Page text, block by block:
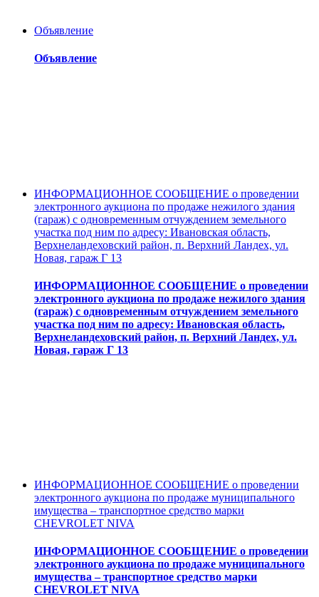
Объявление
Объявление
ИНФОРМАЦИОННОЕ СООБЩЕНИЕ о проведении
электронного аукциона по продаже нежилого здания
(гараж) с одновременным отчуждением земельного
участка под ним по адресу: Ивановская область,
Верхнеландеховский район, п. Верхний Ландех, ул.
Новая, гараж Г 13
ИНФОРМАЦИОННОЕ СООБЩЕНИЕ о проведении
электронного аукциона по продаже нежилого здания
(гараж) с одновременным отчуждением земельного
участка под ним по адресу: Ивановская область,
Верхнеландеховский район, п. Верхний Ландех, ул.
Новая, гараж Г 13
ИНФОРМАЦИОННОЕ СООБЩЕНИЕ о проведении
электронного аукциона по продаже муниципального
имущества – транспортное средство марки
CHEVROLET NIVA
ИНФОРМАЦИОННОЕ СООБЩЕНИЕ о проведении
электронного аукциона по продаже муниципального
имущества – транспортное средство марки
CHEVROLET NIVA